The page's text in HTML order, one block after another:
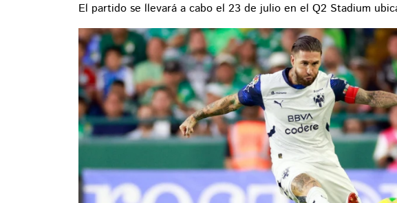
El partido se llevará a cabo el 23 de julio en el Q2 Stadium